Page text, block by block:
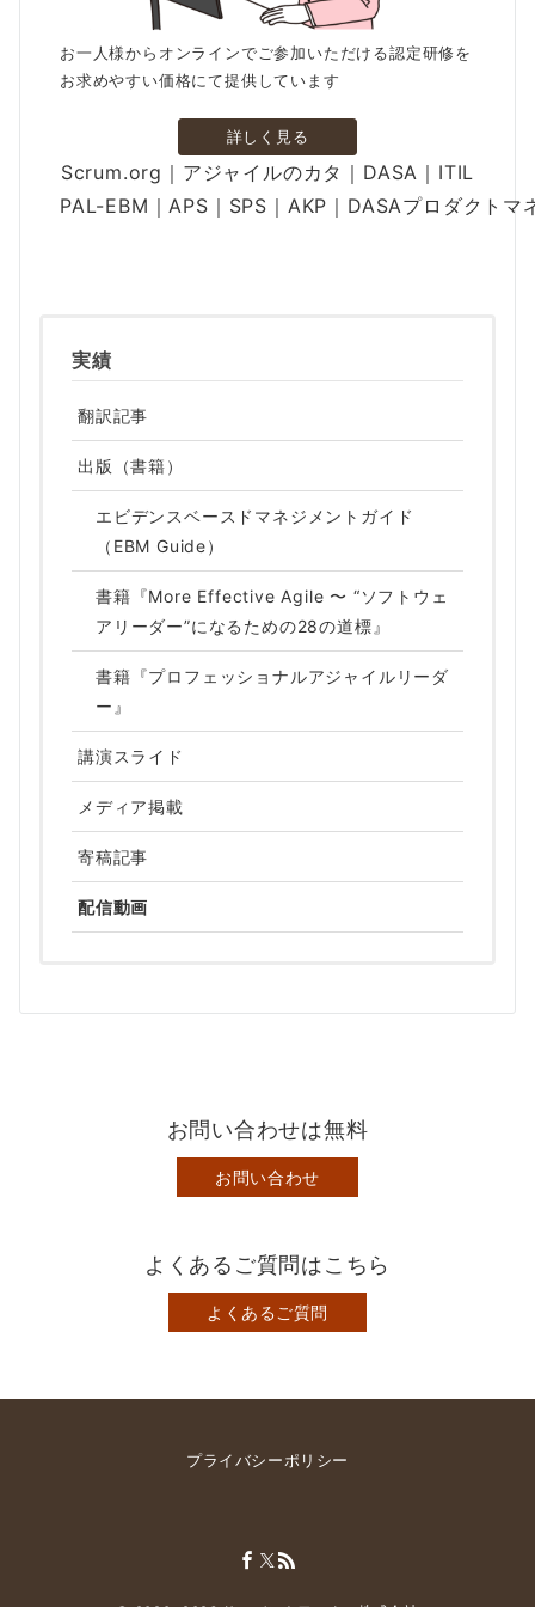
お一人様からオンラインでご参加いただける認定研修を
お求めやすい価格にて提供しています
詳しく見る
Scrum.org｜アジャイルのカタ｜DASA｜ITIL
PAL-EBM｜APS｜SPS｜AKP｜DASAプロダクトマ
実績
翻訳記事
出版（書籍）
エビデンスベースドマネジメントガイド
（EBM Guide）
書籍『More Effective Agile 〜 “ソフトウェ
アリーダー”になるための28の道標』
書籍『プロフェッショナルアジャイルリーダ
ー』
講演スライド
メディア掲載
寄稿記事
配信動画
お問い合わせは無料
お問い合わせ
よくあるご質問はこちら
よくあるご質問
プライバシーポリシー